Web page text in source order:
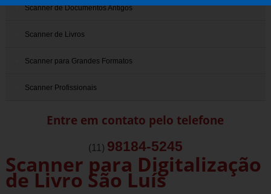
Scanner de Documentos Antigos
Scanner de Livros
Scanner para Grandes Formatos
Scanner Profissionais
Entre em contato pelo telefone
(11) 98184-5245
Scanner para Digitalização
de Livro São Luís